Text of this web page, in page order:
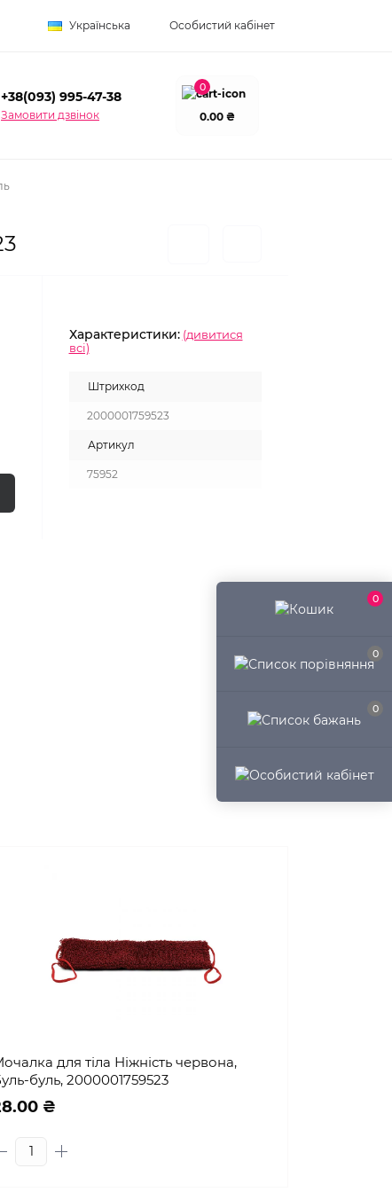
0
0
0
Українська Особистий кабінет
+38(093) 995-47-38
Замовити дзвінок
0
0.00 ₴
Характеристики: (дивитися
всі)
Штрихкод
2000001759523
Артикул
75952
для тіла Ніжність червона,
буль, 2000001759523
₴